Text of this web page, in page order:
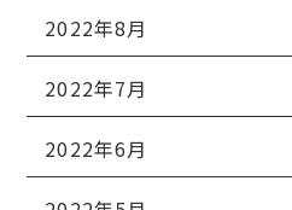
2022年8月
2022年7月
2022年6月